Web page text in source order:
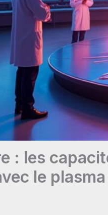
: les
le